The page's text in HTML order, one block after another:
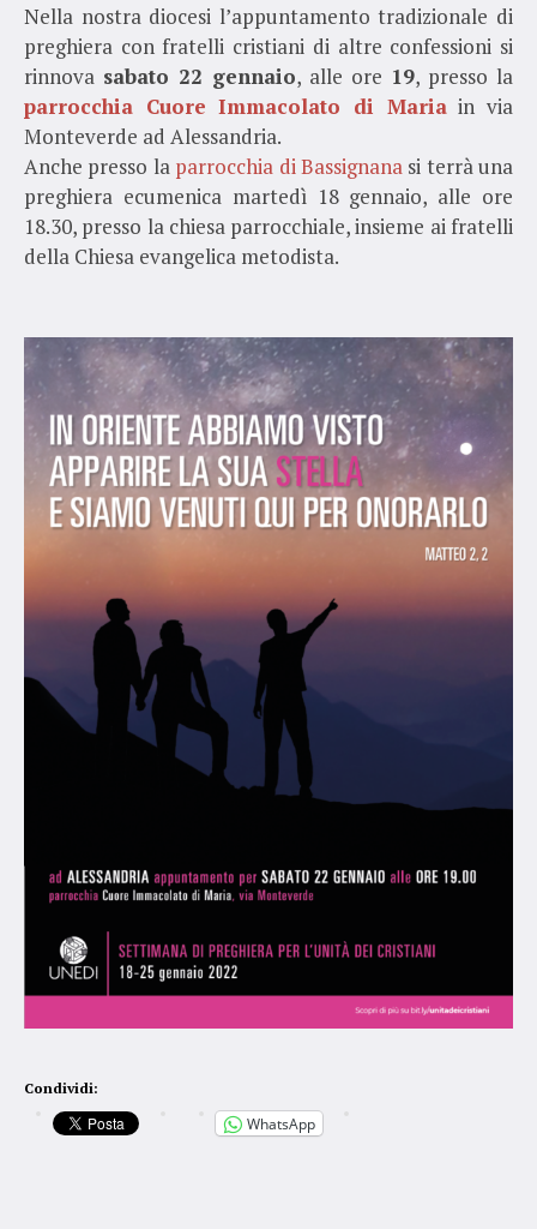
Nella nostra diocesi l’appuntamento tradizionale di
preghiera con fratelli cristiani di altre confessioni si
rinnova sabato 22 gennaio, alle ore 19, presso la
parrocchia Cuore Immacolato di Mariain via
Monteverde ad Alessandria.
Anche presso la parrocchia di Bassignanasi terrà una
preghiera ecumenica martedì 18 gennaio, alle ore
18.30, presso la chiesa parrocchiale, insieme ai fratelli
della Chiesa evangelica metodista.
Condividi:
WhatsApp